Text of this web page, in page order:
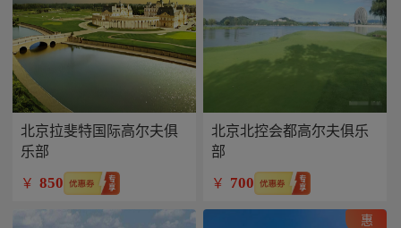
北京拉斐特国际高尔夫俱
乐部
￥ 850
北京北控会都高尔夫俱乐
部
￥ 700
惠